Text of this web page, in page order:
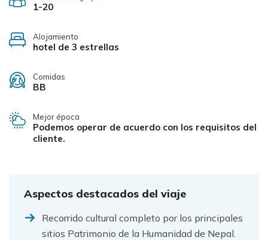
1-20
Alojamiento
hotel de 3 estrellas
Comidas
BB
Mejor época
Podemos operar de acuerdo con los requisitos del
cliente.
Aspectos destacados del viaje
Recorrido cultural completo por los principales
sitios Patrimonio de la Humanidad de Nepal.